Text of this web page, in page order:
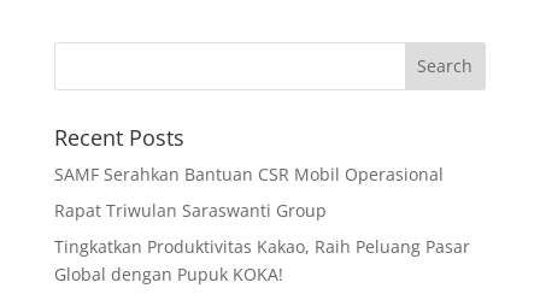
Recent Posts
SAMF Serahkan Bantuan CSR Mobil Operasional
Rapat Triwulan Saraswanti Group
Tingkatkan Produktivitas Kakao, Raih Peluang Pasar
Global dengan Pupuk KOKA!